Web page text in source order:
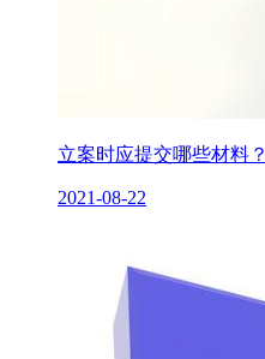
立案时应提交哪些材料？
2021-08-22